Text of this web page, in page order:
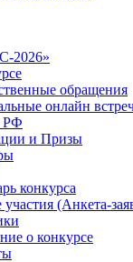
2026»
обращения
онлайн
РФ
и Призы
конкурса
участия (Анкета-
о конкурсе